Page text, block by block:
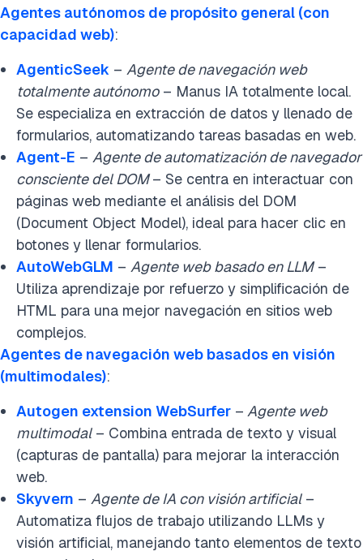
Agentes autónomos de propósito general (con
capacidad web):
AgenticSeek – Agente de navegación web
totalmente autónomo– Manus IA totalmente local.
Se especializa en extracción de datos y llenado de
formularios, automatizando tareas basadas en web.
Agent-E – Agente de automatización de navegador
consciente del DOM– Se centra en interactuar con
páginas web mediante el análisis del DOM
(Document Object Model), ideal para hacer clic en
botones y llenar formularios.
AutoWebGLM – Agente web basado en LLM–
Utiliza aprendizaje por refuerzo y simplificación de
HTML para una mejor navegación en sitios web
complejos.
Agentes de navegación web basados en visión
(multimodales):
Autogen extension WebSurfer – Agente web
multimodal– Combina entrada de texto y visual
(capturas de pantalla) para mejorar la interacción
web.
Skyvern – Agente de IA con visión artificial–
Automatiza flujos de trabajo utilizando LLMs y
visión artificial, manejando tanto elementos de texto